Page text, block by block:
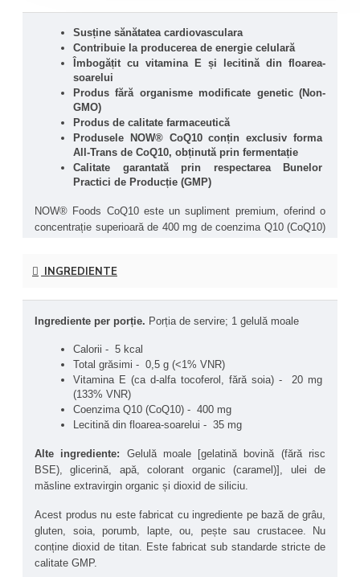
Susține sănătatea cardiovasculara
Contribuie la producerea de energie celulară
Îmbogățit cu vitamina E și lecitină din floarea-
soarelui
Produs fără organisme modificate genetic (Non-
GMO)
Produs de calitate farmaceutică
Produsele NOW® CoQ10 conțin exclusiv forma
All-Trans de CoQ10, obținută prin fermentație
Calitate garantată prin respectarea Bunelor
Practici de Producție (GMP)
NOW® Foods CoQ10 este un supliment premium, oferind o
concentrație superioară de 400 mg de coenzima Q10 (CoQ10)
îmbogățită cu vitamina E și lecitină din floarea-soarelui ce
liposolubil natural, cofactor crucial în lanțul respirator
mitocondrial, unde contribuie la conversia nutrienților în
energie celulară (ATP) și la protejarea celulelor împotriva
stresului oxidativ. Se găsește în special în inimă, ficat și
rinichi, însă odată cu înaintarea în vârstă, nivelurile sale scad,
ceea ce face benefic aportul suplimentar.
NOW® Foods CoQ10 400 mg este de puritate farmaceutică,
conținând doar forma all-trans a CoQ10 obținută prin
fermentație, ceea ce asigură o puritate superioară și o
biodisponibilitate optimă (biodisponibilitatea indică procentul și
viteza cu care o substanță activă ajunge în circulația
sistemică pentru a-și exercita efectele biologice).
INGREDIENTE
Ingrediente per porție. Porția de servire; 1 gelulă moale
Calorii -  5 kcal
Total grăsimi -  0,5 g (<1% VNR)
Vitamina E (ca d-alfa tocoferol, fără soia) -  20 mg
(133% VNR)
Coenzima Q10 (CoQ10) -  400 mg
Lecitină din floarea-soarelui -  35 mg
Alte ingrediente: Gelulă moale [gelatină bovină (fără risc
BSE), glicerină, apă, colorant organic (caramel)], ulei de
măsline extravirgin organic și dioxid de siliciu.
Acest produs nu este fabricat cu ingrediente pe bază de grâu,
gluten, soia, porumb, lapte, ou, pește sau crustacee. Nu
conține dioxid de titan. Este fabricat sub standarde stricte de
calitate GMP.